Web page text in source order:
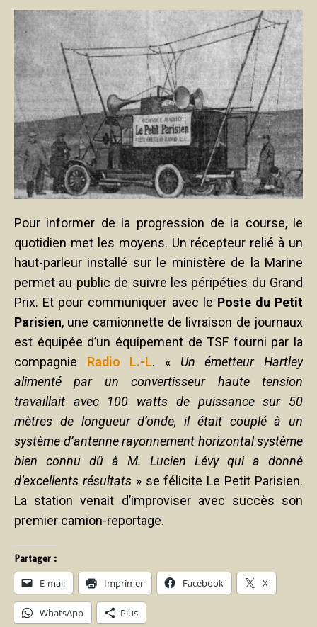
Pour informer de la progression de la course, le
quotidien met les moyens. Un récepteur relié à un
haut-parleur installé sur le ministère de la Marine
permet au public de suivre les péripéties du Grand
Prix. Et pour communiquer avec le Poste du Petit
Parisien, une camionnette de livraison de journaux
est équipée d’un équipement de TSF fourni par la
compagnie Radio L.-L. « Un émetteur Hartley
alimenté par un convertisseur haute tension
travaillait avec 100 watts de puissance sur 50
mètres de longueur d’onde, il était couplé à un
système d’antenne rayonnement horizontal système
bien connu dû à M. Lucien Lévy qui a donné
d’excellents résultats» se félicite Le Petit Parisien.
La station venait d’improviser avec succès son
premier camion-reportage.
Partager :
E-mail Imprimer Facebook X
WhatsApp Plus